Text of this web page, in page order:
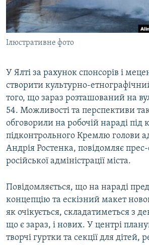
ВІДЕОУРОКИ «ELIFBE»
СВІДЧЕННЯ ОКУПАЦІЇ
УКРАЇНСЬКА ПРОБЛЕМА КРИМУ
Русский
Qırımtatar
Усі сайти RFE/RL
Ілюстративне фото
У Ялті за рахунок спонсорів і
створити культурно-
того, що зараз розташований на
54. Можливості та перспективи
обговорили на робочій нараді під
підконтрольного Кремлю голови
Андрія Ростенка, повідомляє
російської адміністрації міста.
Повідомляється, що на нараді
концепцію та ескізний макет
як очікується, складатиметься з
що є зараз, і нових. У центрі
творчі гуртки та секції для дітей,